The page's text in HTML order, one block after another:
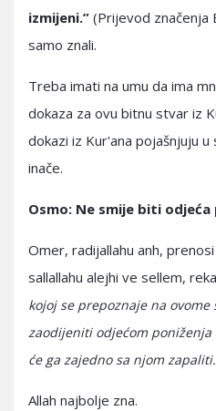
izmijeni.” (Prijevod značenja
samo znali.
Treba imati na umu da ima
dokaza za ovu bitnu stvar iz
dokazi iz Kur'ana pojašnjuju
inače.
Osmo: Ne smije biti
Omer, radijallahu anh,
sallallahu alejhi ve sellem,
kojoj se prepoznaje na ovome
zaodijeniti odjećom
će ga zajedno sa njom
Allah najbolje zna.